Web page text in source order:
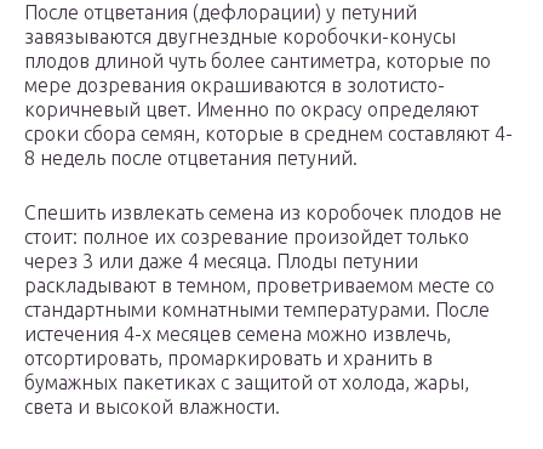
После отцветания (дефлорации) у петуний
завязываются двугнездные коробочки-конусы
плодов длиной чуть более сантиметра, которые по
мере дозревания окрашиваются в золотисто-
коричневый цвет. Именно по окрасу определяют
сроки сбора семян, которые в среднем составляют 4-
8 недель после отцветания петуний.
Спешить извлекать семена из коробочек плодов не
стоит: полное их созревание произойдет только
через 3 или даже 4 месяца. Плоды петунии
раскладывают в темном, проветриваемом месте со
стандартными комнатными температурами. После
истечения 4-х месяцев семена можно извлечь,
отсортировать, промаркировать и хранить в
бумажных пакетиках с защитой от холода, жары,
света и высокой влажности.